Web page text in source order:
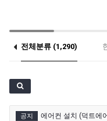
전체분류 (1,290)
공지 에어컨 설치 (덕트에